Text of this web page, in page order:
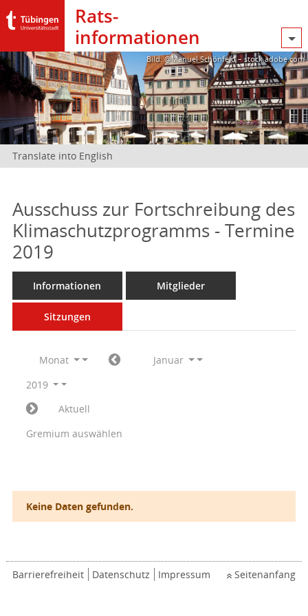
Rats­
informationen
Bild: @Manuel Schönfeld – stock.adobe.com
Translate into English
Ausschuss zur Fortschreibung des
Klimaschutzprogramms - Termine
2019
Informationen Mitglieder
Sitzungen
Monat
Januar
2019
Aktuell
Gremium auswählen
Keine Daten gefunden.
Barrierefreiheit Datenschutz Impressum Seitenanfang